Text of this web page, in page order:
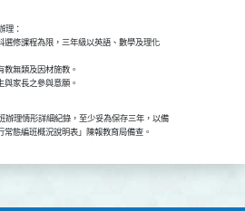
理：
選修課程為限，三年級以英語、數學及理化
教無類及因材施教。
與家長之參與意願。
辦理情形詳細紀錄，至少妥為保存三年，以備
常態編班概況說明表」陳報教育局備查。